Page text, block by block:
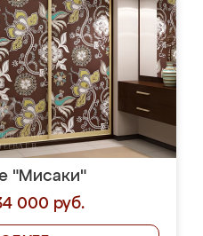
"Мисаки"
000 руб.